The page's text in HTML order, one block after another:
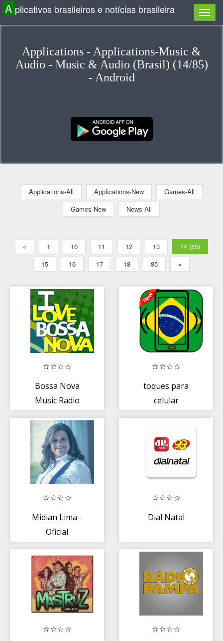
A plicativos brasileiros e notícias brasileira
Applications - Applications-Music &
Audio - Music & Audio (Brasil) (14/85)
- Android
Applications-All Applications-New
Games-All
Games-New
News-All
« 1 10 11 12 13
14 (85)
15
16 17 18 85 »
Bossa Nova
Music Radio
toques para
celular
Midian Lima -
Oficial
Dial Natal